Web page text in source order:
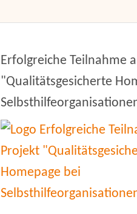
Erfolgreiche Teilnahme
"Qualitätsgesicherte